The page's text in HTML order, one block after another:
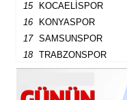
15
KOCAELİSPOR
16
KONYASPOR
17
SAMSUNSPOR
18
TRABZONSPOR